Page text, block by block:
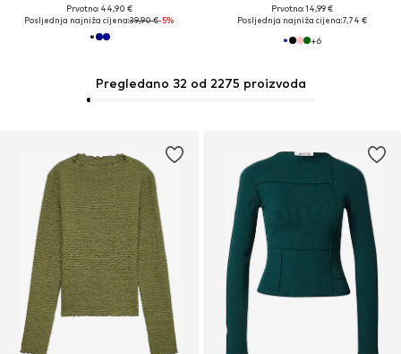
Prvotno: 44,90 €
Posljednja najniža cijena:39,90 €-5%
Prvotno: 14,99 €
Posljednja najniža cijena:7,74 €
+6
Pregledano 32 od 2275 proizvoda